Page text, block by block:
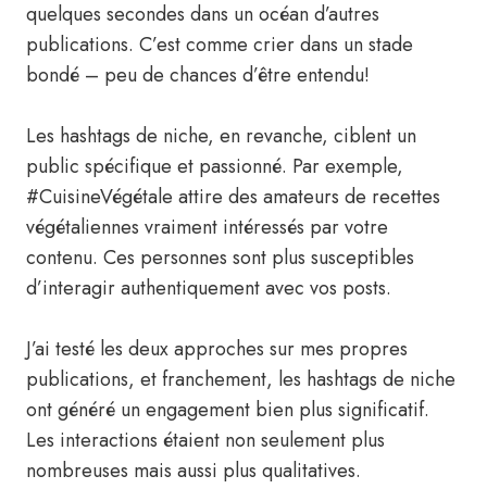
quelques secondes dans un océan d’autres
publications. C’est comme crier dans un stade
bondé – peu de chances d’être entendu!
Les hashtags de niche, en revanche, ciblent un
public spécifique et passionné. Par exemple,
#CuisineVégétale attire des amateurs de recettes
végétaliennes vraiment intéressés par votre
contenu. Ces personnes sont plus susceptibles
d’interagir authentiquement avec vos posts.
J’ai testé les deux approches sur mes propres
publications, et franchement, les hashtags de niche
ont généré un engagement bien plus significatif.
Les interactions étaient non seulement plus
nombreuses mais aussi plus qualitatives.